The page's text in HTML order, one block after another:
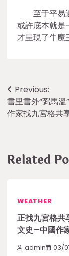
至于平易
或許底本就是
才呈現了牛魔
Post
navigation
Previous:
書里書外“弼馬
作家找九宮格共
Related
WEATHER
正找九宮格共
文史–中國作
admin 03/